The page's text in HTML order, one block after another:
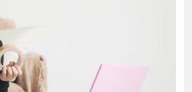
載一覧